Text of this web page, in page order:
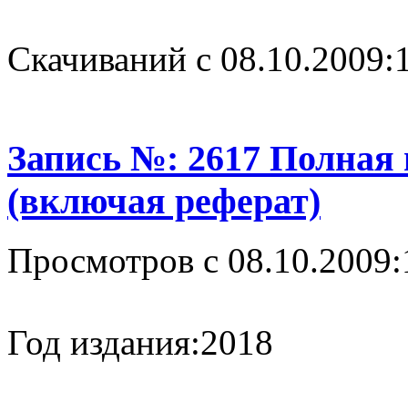
Cкачиваний с 08.10.2009:
Запись №: 2617 Полная
(включая реферат)
Просмотров с 08.10.2009:
Год издания:2018